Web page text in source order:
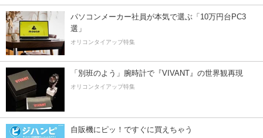
パソコンメーカー社員が本気で選ぶ「10万円台PC3
選」
オリコンタイアップ特集
「別班のよう」腕時計で『VIVANT』の世界観再現
オリコンタイアップ特集
自販機にピッ！ですぐに買えちゃう